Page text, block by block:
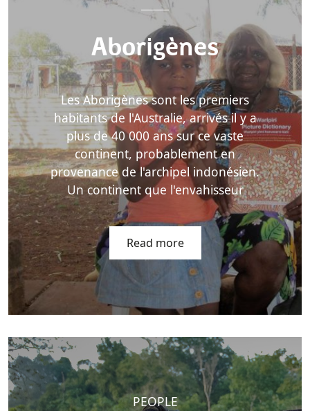
Aborigènes
Les Aborigènes sont les premiers
habitants de l'Australie, arrivés il y a
plus de 40 000 ans sur ce vaste
continent, probablement en
provenance de l'archipel indonésien.
Un continent que l'envahisseur
Read more
PEOPLE